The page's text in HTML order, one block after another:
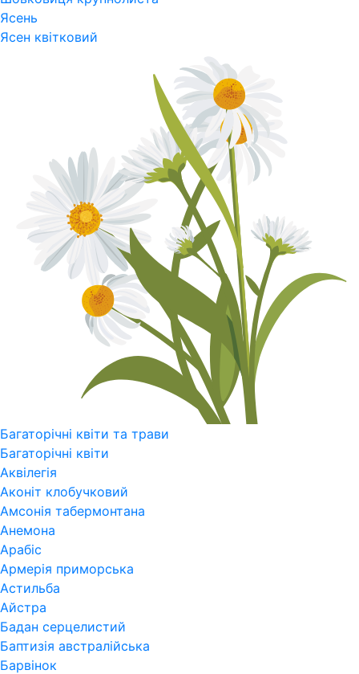
Ясень
Ясен квітковий
Багаторічні квіти та трави
Багаторічні квіти
Аквілегія
Аконіт клобучковий
Амсонія табермонтана
Анемона
Арабіс
Армерія приморська
Астильба
Айстра
Бадан серцелистий
Баптизія австралійська
Барвінок